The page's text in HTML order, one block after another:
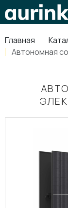
Главная
Автономная
Россия,
8-800-770-79-40